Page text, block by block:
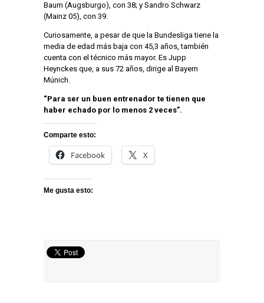
Baum (Augsburgo), con 38; y Sandro Schwarz
(Mainz 05), con 39.
Curiosamente, a pesar de que la Bundesliga tiene la
media de edad más baja con 45,3 años, también
cuenta con el técnico más mayor. Es Jupp
Heynckes que, a sus 72 años, dirige al Bayern
Múnich.
“Para ser un buen entrenador te tienen que
haber echado por lo menos 2 veces”.
Comparte esto:
Facebook X
Me gusta esto: